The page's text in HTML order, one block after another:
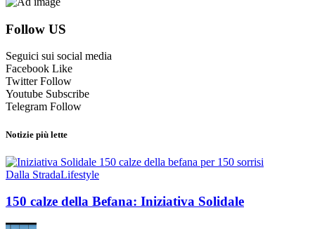
Follow US
Seguici sui social media
Facebook Like
Twitter Follow
Youtube Subscribe
Telegram Follow
Notizie più lette
Dalla StradaLifestyle
150 calze della Befana: Iniziativa Solidale